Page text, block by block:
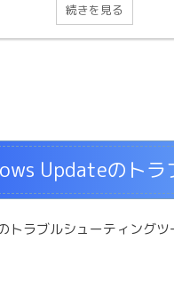
続きを見る
Updateのトラ
ラブルシューティングツ